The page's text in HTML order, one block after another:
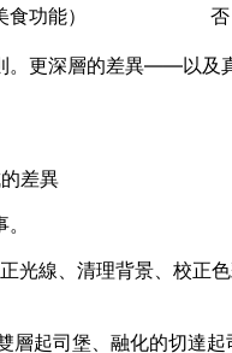
功能） 否
。更深層的差異——以
差異
光線、清理背景、校
起司堡、融化的切達